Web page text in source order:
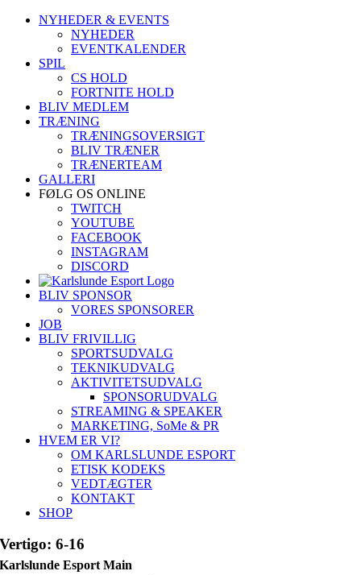
Skip
NYHEDER & EVENTS
NYHEDER
EVENTKALENDER
SPIL
CS HOLD
FORTNITE HOLD
BLIV MEDLEM
TRÆNING
TRÆNINGSOVERSIGT
BLIV TRÆNER
TRÆNERTEAM
GALLERI
FØLG OS ONLINE
TWITCH
YOUTUBE
FACEBOOK
INSTAGRAM
DISCORD
BLIV SPONSOR
VORES SPONSORER
JOB
BLIV FRIVILLIG
SPORTSUDVALG
TEKNIKUDVALG
AKTIVITETSUDVALG
SPONSORUDVALG
STREAMING & SPEAKER
MARKETING, SoMe & PR
HVEM ER VI?
OM KARLSLUNDE ESPORT
ETISK KODEKS
VEDTÆGTER
KONTAKT
SHOP
Vertigo: 6-16
Karlslunde Esport Main